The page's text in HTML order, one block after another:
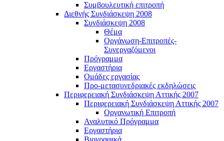
Συμβουλευτική επιτροπή
Διεθνής Συνδιάσκεψη 2008
Συνδιάσκεψη 2008
Θέμα
Οργάνωση-Επιτροπές-
Συνεργαζόμενοι
Πρόγραμμα
Εργαστήρια
Ομάδες εργασίας
Προ-μετασυνεδριακές εκδηλώσεις
Περιφερειακή Συνδιάσκεψη Αττικής 2007
Περιφερειακή Συνδιάσκεψη Αττικής 2007
Οργανωτική Επιτροπή
Αναλυτικό Πρόγραμμα
Εργαστήρια
Βιογραφικά